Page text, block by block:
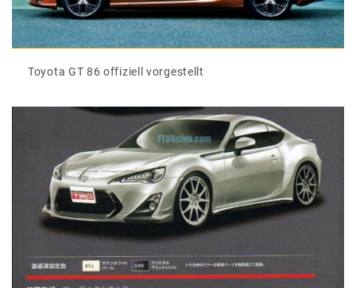
Toyota GT 86 offiziell vorgestellt